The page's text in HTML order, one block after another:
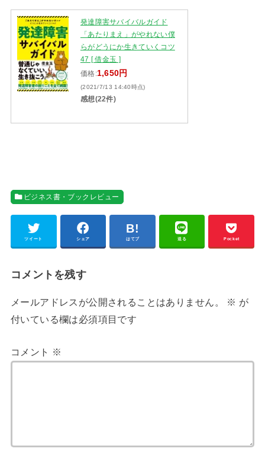
発達障害サバイバルガイド
「あたりまえ」がやれない僕
らがどうにか生きていくコツ
47 [ 借金玉 ]
価格:1,650円
(2021/7/13 14:40時点)
感想(22件)
ビジネス書・ブックレビュー
ツイート シェア はてブ 送る Pocket
コメントを残す
メールアドレスが公開されることはありません。 ※ が
付いている欄は必須項目です
コメント ※